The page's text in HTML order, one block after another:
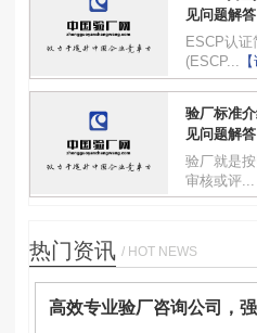
见问题解答
ESCP认
(ESCP...
验厂标准
见问题解答
验厂就是
审核或评...
热门资讯 / HOT NEWS
高效专业验厂咨询公司，